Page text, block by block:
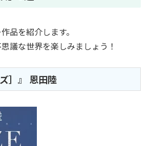
品を紹介します。
議な世界を楽しみましょう！
］』 恩田陸